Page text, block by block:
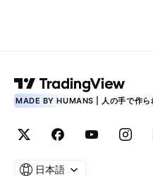
MADE BY HUMANS | 人の手で作ら
日本語